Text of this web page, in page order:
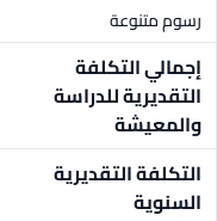
رسوم متنوعة
إجمالي التكلفة
التقديرية للدراسة
والمعيشة
التكلفة التقديرية
السنوية